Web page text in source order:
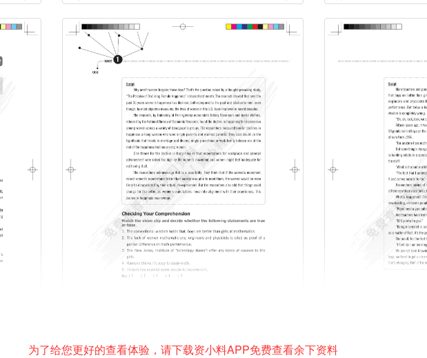
为了给您更好的查看体验，请下载资小料APP免费查看余下资料